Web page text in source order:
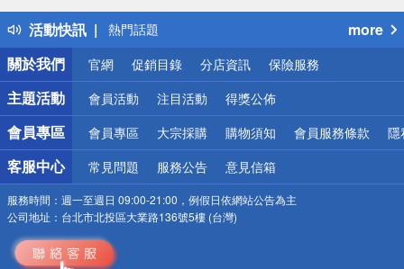
活動快訊
得獎公告
熱門話題
銀行優惠
偏遠地區配送
詐騙網頁！請小心！
more
關於我們
官網 促銷目錄 分店資訊 保險服務
主題活動 會員活動 注目活動 得獎公佈
會員專區 會員專區 大宗採購 購物須知 會員服務條款 隱
客服中心 常見問題 服務公告 意見信箱
服務時間： 週一至週日 09:00-21:00，例假日依網站公告為主
公司地址： 台北市北投區大業路136號5樓 (台灣)